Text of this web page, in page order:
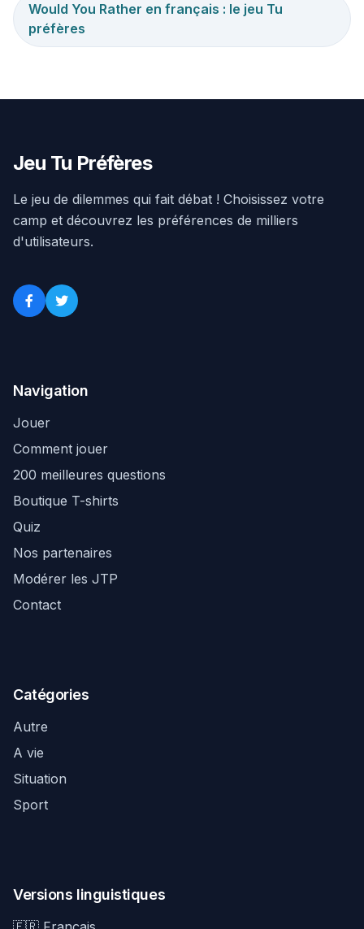
Would You Rather en français : le jeu Tu
préfères
Jeu Tu Préfères
Le jeu de dilemmes qui fait débat ! Choisissez votre
camp et découvrez les préférences de milliers
d'utilisateurs.
Navigation
Jouer
Comment jouer
200 meilleures questions
Boutique T-shirts
Quiz
Nos partenaires
Modérer les JTP
Contact
Catégories
Autre
A vie
Situation
Sport
Versions linguistiques